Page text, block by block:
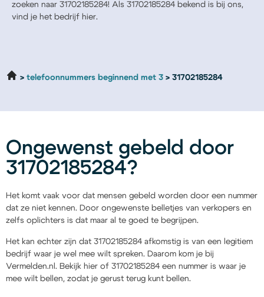
zoeken naar 31702185284! Als 31702185284 bekend is bij ons,
vind je het bedrijf hier.
telefoonnummers beginnend met 3 31702185284
Ongewenst gebeld door
31702185284?
Het komt vaak voor dat mensen gebeld worden door een nummer
dat ze niet kennen. Door ongewenste belletjes van verkopers en
zelfs oplichters is dat maar al te goed te begrijpen.
Het kan echter zijn dat 31702185284 afkomstig is van een legitiem
bedrijf waar je wel mee wilt spreken. Daarom kom je bij
Vermelden.nl. Bekijk hier of 31702185284 een nummer is waar je
mee wilt bellen, zodat je gerust terug kunt bellen.